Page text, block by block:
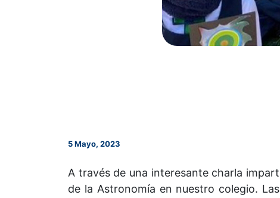
5 Mayo, 2023
A través de una interesante charla
de la Astronomía en nuestro colegio.